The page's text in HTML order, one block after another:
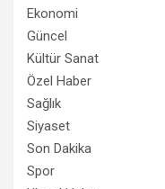
Ekonomi
Güncel
Kültür Sanat
Özel Haber
Sağlık
Siyaset
Son Dakika
Spor